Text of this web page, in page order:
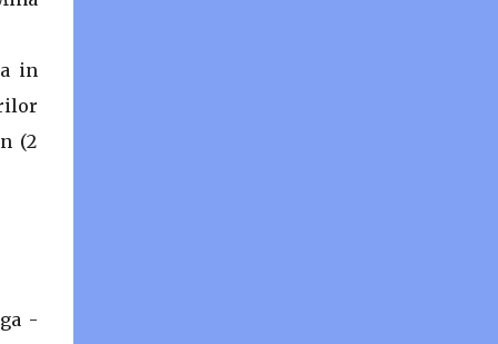
in
(2
-